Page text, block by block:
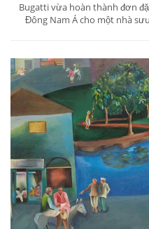
Bugatti vừa hoàn thành đơn
Đông Nam Á cho một nhà